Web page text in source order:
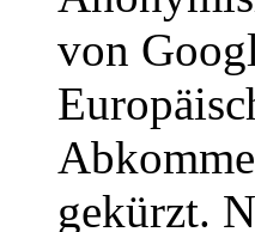
von
gekürzt.